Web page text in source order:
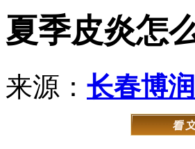
夏季皮炎怎
来源： 长春博